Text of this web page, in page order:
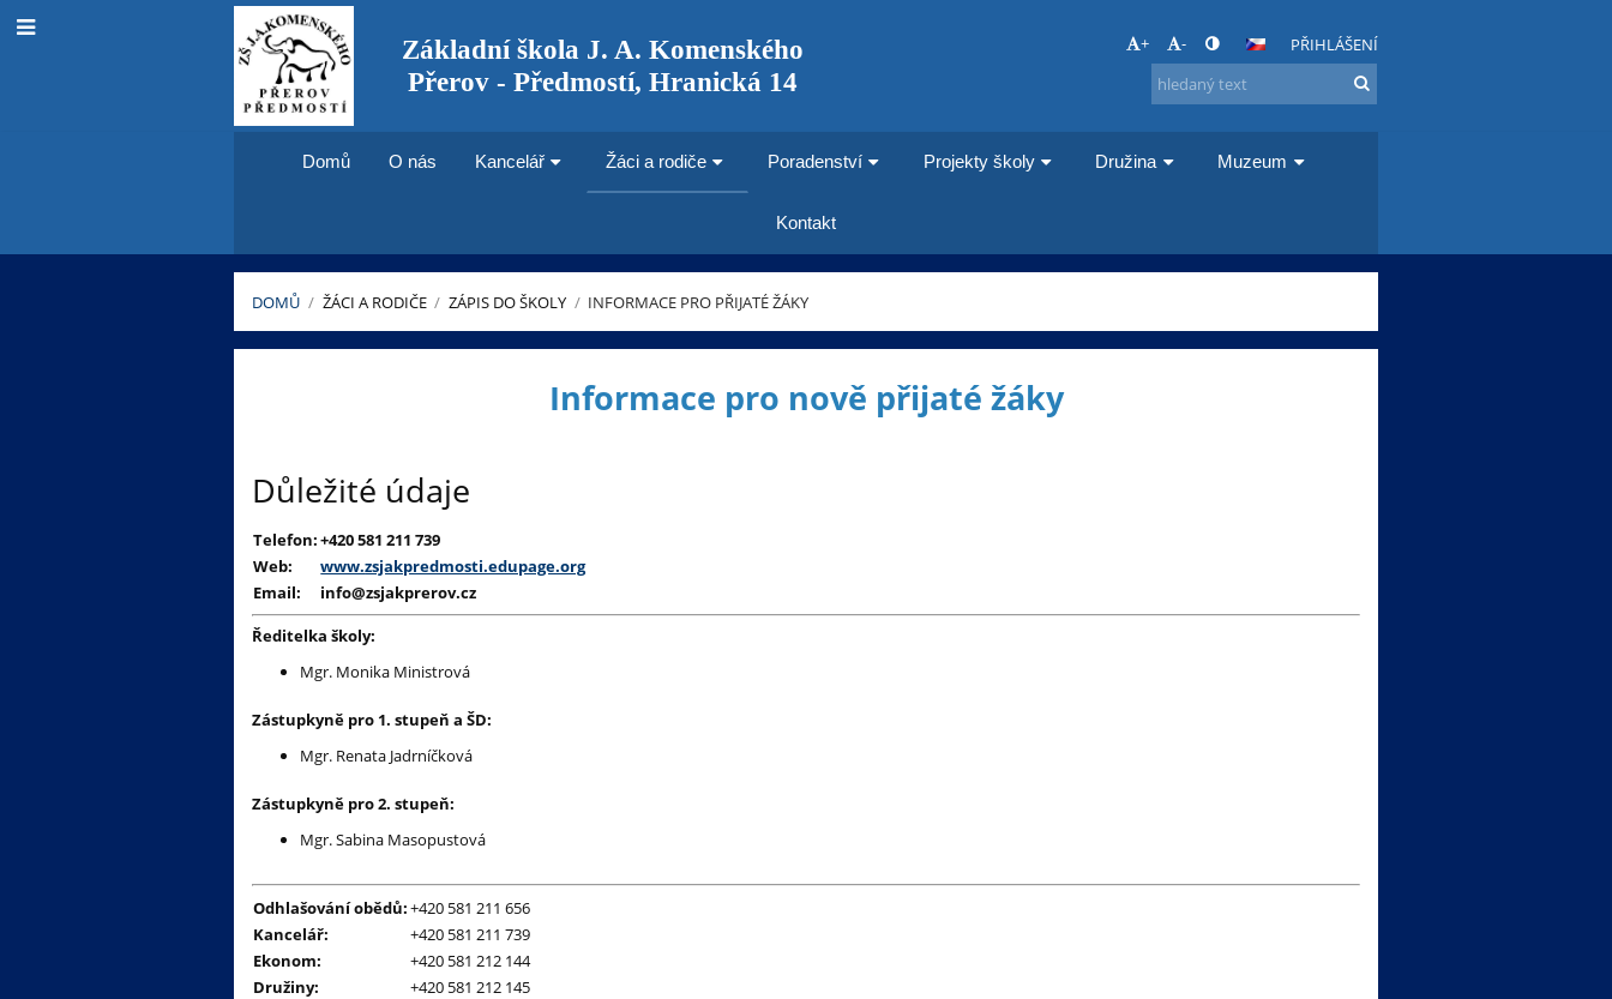
Základní škola J. A. Komenského
Přerov - Předmostí, Hranická 14
+ - PŘIHLÁŠENÍ
Domů O nás Kancelář Žáci a rodiče Poradenství Projekty školy Družina Muzeum
Kontakt
DOMŮ / ŽÁCI A RODIČE / ZÁPIS DO ŠKOLY / INFORMACE PRO PŘIJATÉ ŽÁKY
žáky
Informace pro nově přijaté žáky
Důležité údaje
Telefon:+420 581 211 739
Web:
www.zsjakpredmosti.edupage.org
Email:
info@zsjakprerov.cz
Ředitelka školy:
Mgr. Monika Ministrová
Zástupkyně pro 1. stupeň a ŠD:
Mgr. Renata Jadrníčková
Zástupkyně pro 2. stupeň:
Mgr. Sabina Masopustová
Odhlašování obědů:+420 581 211 656
Kancelář:
+420 581 211 739
Ekonom:
+420 581 212 144
Družiny:
+420 581 212 145